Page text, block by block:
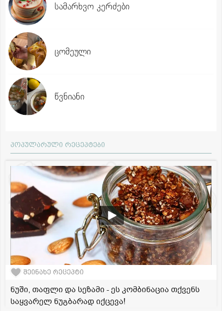
სამარხვო კერძები
ცომეული
წვნიანი
პოპულარული რეცეპტები
შეინახე რეცეპტი
ნუში, თაფლი და სეზამი - ეს კომბინაცია თქვენს
საყვარელ ნუგბარად იქცევა!